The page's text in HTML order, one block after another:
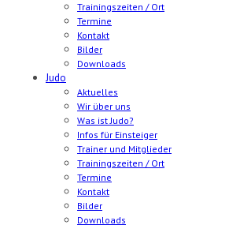
Trainingszeiten / Ort
Termine
Kontakt
Bilder
Downloads
Judo
Aktuelles
Wir über uns
Was ist Judo?
Infos für Einsteiger
Trainer und Mitglieder
Trainingszeiten / Ort
Termine
Kontakt
Bilder
Downloads